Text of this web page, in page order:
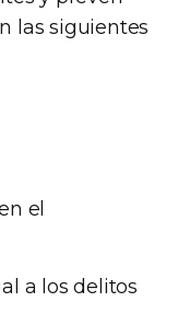
las siguientes
el
a los delitos